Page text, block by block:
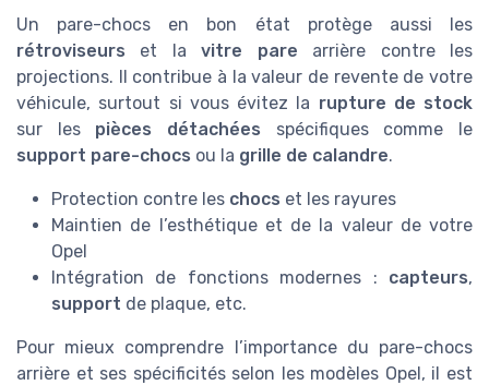
Un pare-chocs en bon état protège aussi les
rétroviseurs et lavitre pare arrière contre les
projections. Il contribue à la valeur de revente de votre
véhicule, surtout si vous évitez la rupture de stock
sur les pièces détachées spécifiques comme le
support pare-chocs ou la grille de calandre.
Protection contre les chocs et les rayures
Maintien de l’esthétique et de la valeur de votre
Opel
Intégration de fonctions modernes : capteurs,
support de plaque, etc.
Pour mieux comprendre l’importance du pare-chocs
arrière et ses spécificités selon les modèles Opel, il est